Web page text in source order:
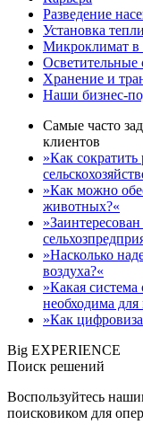
Разведение
Установка
Микроклимат в
Осветительные
Хранение и
Наши бизнес-
Самые часто
клиентов
»Как сократить
»Как можно
животных?«
»Насколько
воздуха?«
»Какая система
необходима
»Как
Big EXPERIENCE
Поиск решений
Воспользуйтесь
поисковиком для